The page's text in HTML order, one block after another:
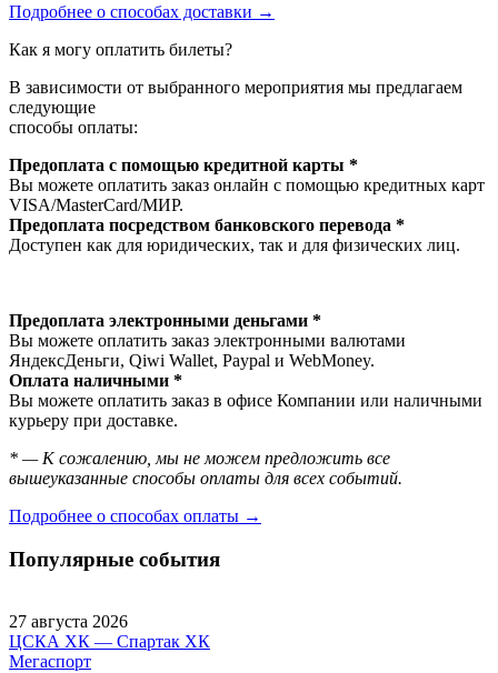
Подробнее о способах доставки →
Как я могу оплатить билеты?
В зависимости от выбранного мероприятия мы предлагаем
следующие
способы оплаты:
Предоплата с помощью кредитной карты *
Вы можете оплатить заказ онлайн с помощью кредитных карт
VISA/MasterСard/МИР.
Предоплата посредством банковского перевода *
Доступен как для юридических, так и для физических лиц.
Предоплата электронными деньгами *
Вы можете оплатить заказ электронными валютами
ЯндексДеньги, Qiwi Wallet, Paypal и WebMoney.
Оплата наличными *
Вы можете оплатить заказ в офисе Компании или наличными
курьеру при доставке.
* — К сожалению, мы не можем предложить все
вышеуказанные способы оплаты для всех событий.
Подробнее о способах оплаты →
Популярные события
27 августа 2026
ЦСКА ХК — Спартак ХК
Мегаспорт